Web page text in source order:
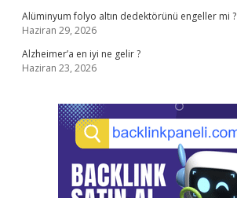
Alüminyum folyo altın dedektörünü engeller mi ?
Haziran 29, 2026
Alzheimer’a en iyi ne gelir ?
Haziran 23, 2026